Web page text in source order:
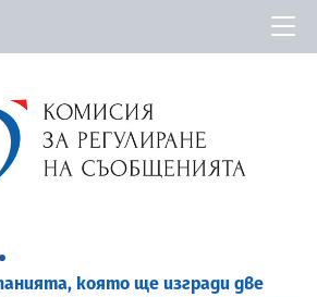
която ще изгради две